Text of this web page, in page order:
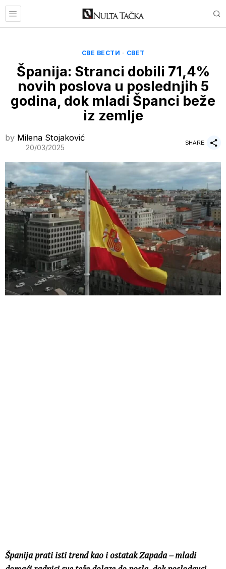
СВЕ ВЕСТИ · СВЕТ
Španija: Stranci dobili 71,4%
novih poslova u poslednjih 5
godina, dok mladi Španci beže
iz zemlje
by Milena Stojaković
20/03/2025
SHARE
Španija prati isti trend kao i ostatak Zapada – mladi